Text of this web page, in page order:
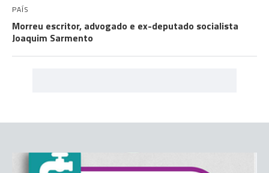
PAÍS
Morreu escritor, advogado e ex-deputado socialista
Joaquim Sarmento